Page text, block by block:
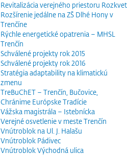
Revitalizácia verejného priestoru Rozkvet
Rozšírenie jedálne na ZŠ Dlhé Hony v
Trenčíne
Rýchle energetické opatrenia – MHSL
Trenčín
Schválené projekty rok 2015
Schválené projekty rok 2016
Stratégia adaptability na klimatickú
zmenu
TreBuChET – Trenčín, Bučovice,
Chránime Európske Tradície
Vážska magistrála – Istebnícka
Verejné osvetlenie v meste Trenčín
Vnútroblok na Ul. J. Halašu
Vnútroblok Pádivec
Vnútroblok Východná ulica